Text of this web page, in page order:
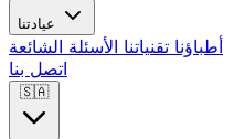
أطباؤنا تقنياتنا الأسئلة الشائعة
اتصل بنا
🇸🇦